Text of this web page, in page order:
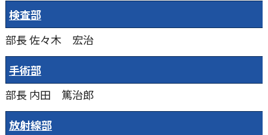
検査部
部長佐々木 宏治
手術部
部長 内田 篤治郎
放射線部